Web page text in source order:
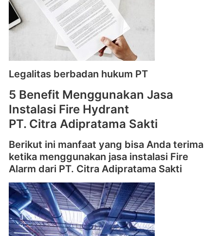
Legalitas berbadan hukum PT
5 Benefit Menggunakan Jasa
Instalasi Fire Hydrant
PT. Citra Adipratama Sakti
Berikut ini manfaat yang bisa Anda terima
ketika menggunakan jasa instalasi Fire
Alarm dari PT. Citra Adipratama Sakti